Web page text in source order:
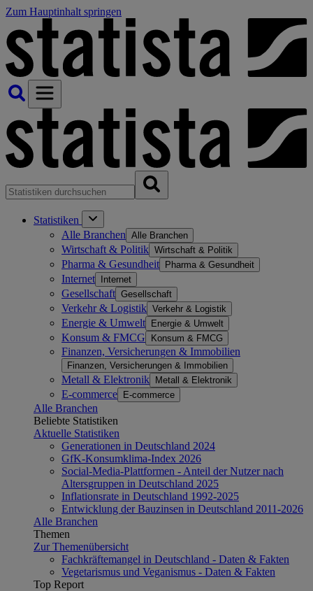
Zum Hauptinhalt springen
Statistiken
Alle Branchen Alle Branchen
Wirtschaft & Politik Wirtschaft & Politik
Pharma & Gesundheit Pharma & Gesundheit
Internet Internet
Gesellschaft Gesellschaft
Verkehr & Logistik Verkehr & Logistik
Energie & Umwelt Energie & Umwelt
Konsum & FMCG Konsum & FMCG
Finanzen, Versicherungen & Immobilien
Finanzen, Versicherungen & Immobilien
Metall & Elektronik Metall & Elektronik
E-commerce E-commerce
Alle Branchen
Beliebte Statistiken
Aktuelle Statistiken
Generationen in Deutschland 2024
GfK-Konsumklima-Index 2026
Social-Media-Plattformen - Anteil der Nutzer nach
Altersgruppen in Deutschland 2025
Inflationsrate in Deutschland 1992-2025
Entwicklung der Bauzinsen in Deutschland 2011-2026
Alle Branchen
Themen
Zur Themenübersicht
Fachkräftemangel in Deutschland - Daten & Fakten
Vegetarismus und Veganismus - Daten & Fakten
Top Report